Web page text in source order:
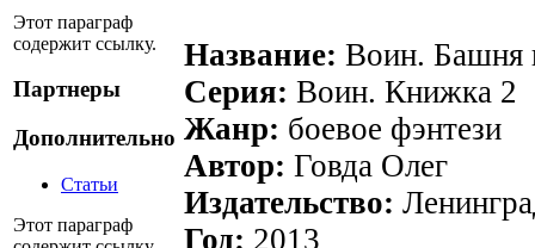
Этот параграф
содержит ссылку.
Партнеры
Дополнительно
Статьи
Этот параграф
Название: Воин. Башня
Серия: Воин. Книжка 2
Жанр: боевое фэнтези
Автор: Говда Олег
Издательство:
Год: 2013